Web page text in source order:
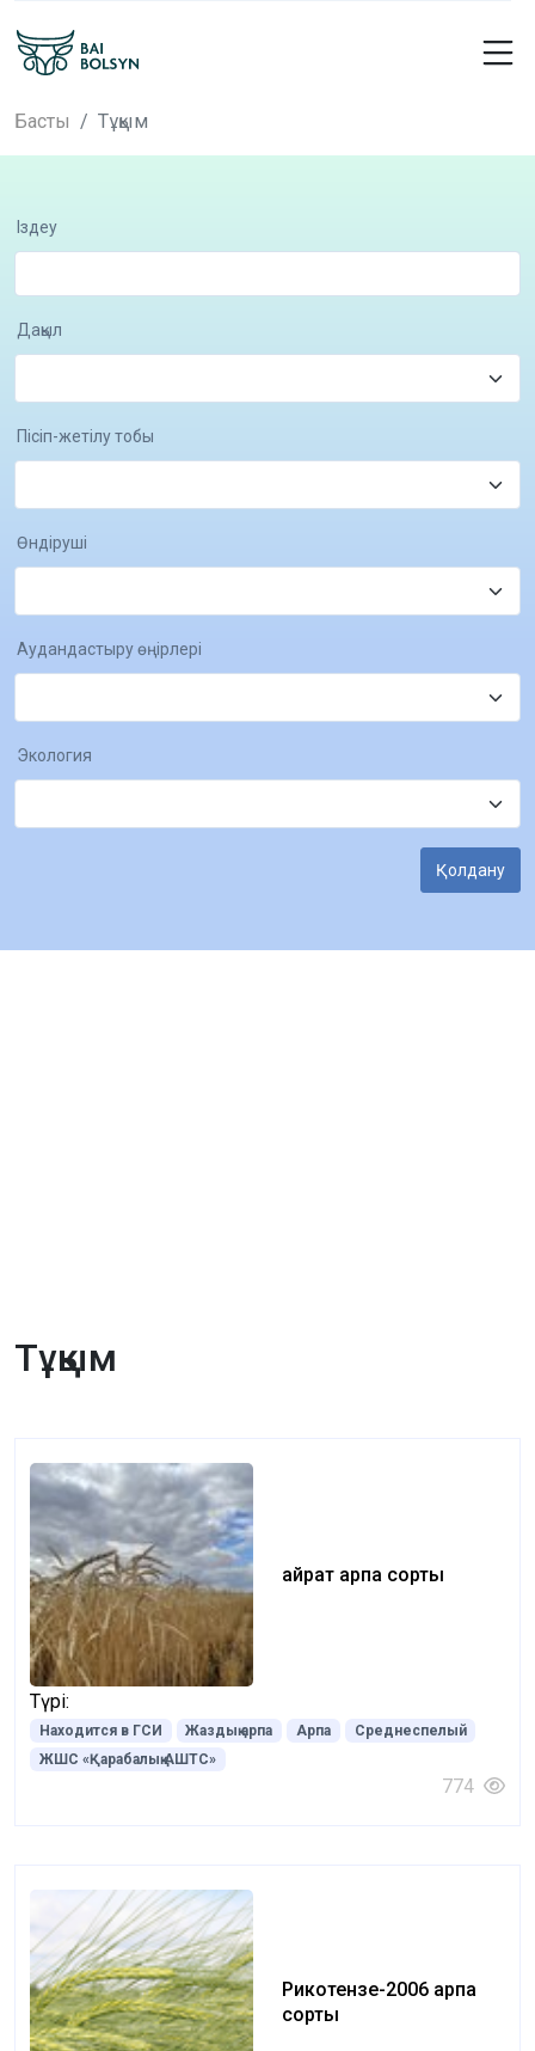
Басты Тұқым
Іздеу
Дақыл
Пісіп-жетілу тобы
Өндіруші
Аудандастыру өңірлері
Экология
Қолдану
Тұқым
Қайрат арпа сорты
Түрі:
Находится в ГСИ Жаздық арпа Арпа
Среднеспелый
ЖШС «Қарабалық АШТС»
774
Рикотензе-2006 арпа
сорты